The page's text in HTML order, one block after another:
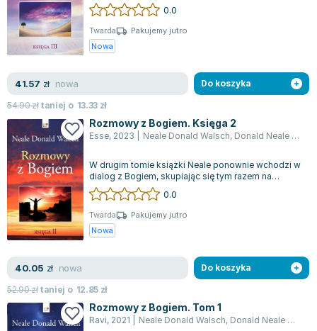
Joseph Murphy
Jan Sztaudynger
Aleksander Puszkin
Małgorzata Ohme
Maddie Ziegler
Leszek Czarnecki
Joanna Racewicz
Maria Seweryn
Janina Zającówna
Eric Helms
Anna Prus (oprac.)
Nela Mała Reporterka
Barbara Wrzesińska
Terry Pratchett
Virginia Woolf
Lorraine Warren
zastosowanie na każdym poziomie istni...
0.0
Twarda
Pakujemy jutro
Nowa
41.57 zł nowa
54.90złtaniej o 13.33 zł
Do koszyka
Rozmowy z Bogiem. Księga 2
Esse, 2023 Neale Donald Walsch, Donald Neale Walsch
W drugim tomie książki Neale ponownie wchodzi w
dialog z Bogiem, skupiając się tym razem na
szerszych zagadnieniach w porównaniu d...
0.0
Twarda
Pakujemy jutro
Nowa
40.05 zł nowa
52.90złtaniej o 12.85 zł
Do koszyka
Rozmowy z Bogiem. Tom 1
Ravi, 2021 Neale Donald Walsch, Donald Neale Walsch